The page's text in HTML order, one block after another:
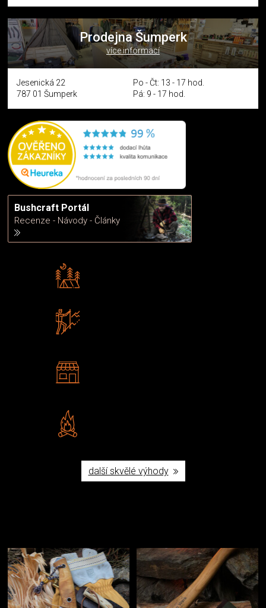
Prodejna Šumperk
více informací
Jesenická 22
787 01 Šumperk
Po - Čt: 13 - 17 hod.
Pá: 9 - 17 hod.
Bushcraft Portál
Recenze - Návody - Články
další skvělé výhody